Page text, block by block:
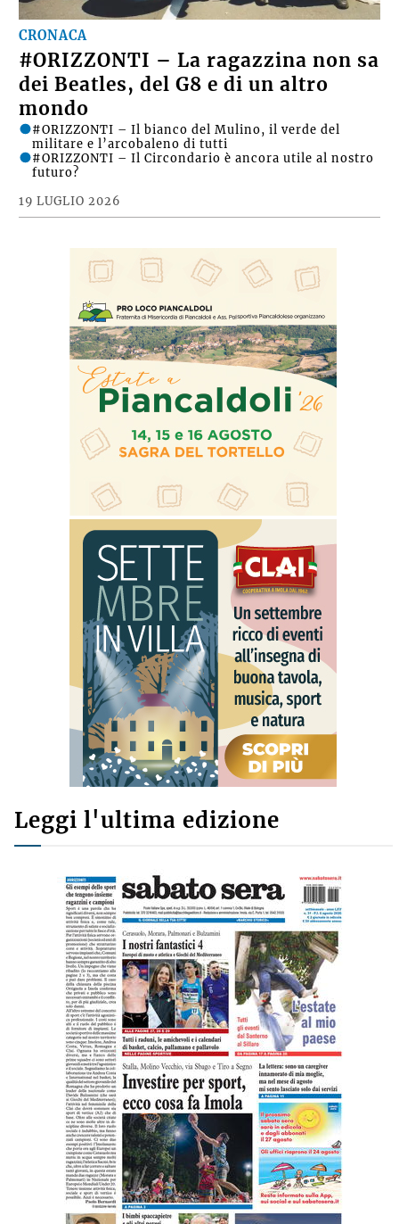
CRONACA
#ORIZZONTI – La ragazzina non sa
dei Beatles, del G8 e di un altro
mondo
19 LUGLIO 2026
#ORIZZONTI – Il bianco del Mulino, il verde del
militare e l’arcobaleno di tutti
#ORIZZONTI – Il Circondario è ancora utile al nostro
futuro?
Leggi l'ultima edizione